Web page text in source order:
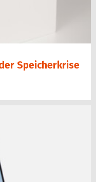
Speicherkrise